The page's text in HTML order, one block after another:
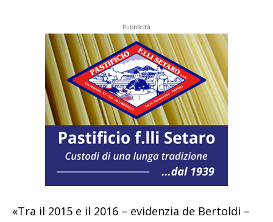
Pubblicità
«Tra il 2015 e il 2016 – evidenzia de Bertoldi –